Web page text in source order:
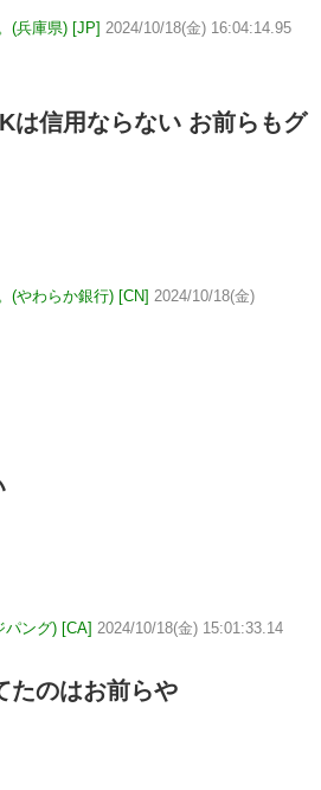
(兵庫県) [JP] 2024/10/18(金) 16:04:14.95
は信用ならない お前らもグ
(やわらか銀行) [CN] 2024/10/18(金)
パング) [CA] 2024/10/18(金) 15:01:33.14
たのはお前らや